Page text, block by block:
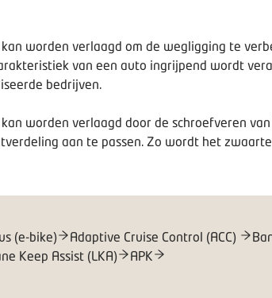
kan worden verlaagd om de wegligging te
van een auto ingrijpend wordt
bedrijven.
worden verlaagd door de schroefveren
aan te passen. Zo wordt het
(e-bike) Adaptive Cruise Control (ACC)
Keep Assist (LKA) APK